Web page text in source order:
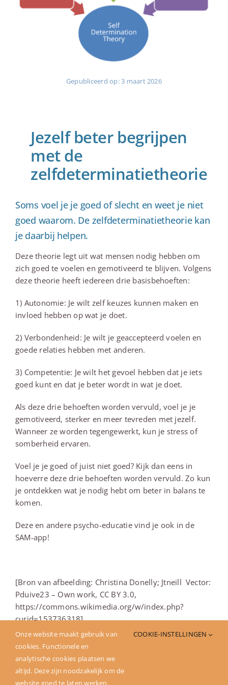
Gepubliceerd op: 3 maart 2026
Jezelf beter begrijpen
met de
zelfdeterminatietheorie
Soms voel je je goed of slecht en weet je niet
goed waarom. De zelfdeterminatietheorie kan
je daarbij helpen.
Deze theorie legt uit wat mensen nodig hebben om
zich goed te voelen en gemotiveerd te blijven. Volgens
deze theorie heeft iedereen drie basisbehoeften:
1) Autonomie: Je wilt zelf keuzes kunnen maken en
invloed hebben op wat je doet.
2) Verbondenheid: Je wilt je geaccepteerd voelen en
goede relaties hebben met anderen.
3) Competentie: Je wilt het gevoel hebben dat je iets
goed kunt en dat je beter wordt in wat je doet.
Als deze drie behoeften worden vervuld, voel je je
gemotiveerd, sterker en meer tevreden met jezelf.
Wanneer ze worden tegengewerkt, kun je stress of
somberheid ervaren.
Voel je je goed of juist niet goed? Kijk dan eens in
hoeverre deze drie behoeften worden vervuld. Zo kun
je ontdekken wat je nodig hebt om beter in balans te
komen.
Deze en andere psycho-educatie vind je ook in de
SAM-app!
[Bron van afbeelding: Christina Donelly; Jtneill Vector:
Pduive23 – Own work, CC BY 3.0,
https://commons.wikimedia.org/w/index.php?
curid=153736318]
Deel dit verhaal
Onze website maakt gebruik van
cookies. Functionele en
analytische cookies plaatsen we
altijd. Deze zijn noodzakelijk om de
website goed te laten werken.
COOKIE-INSTELLINGEN